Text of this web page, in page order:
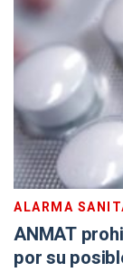
ALARMA
ANMAT
por su